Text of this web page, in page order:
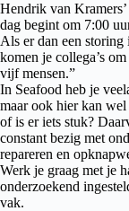
Hendrik van
dag begint om 7:00
Als er dan een
komen je collega’s
vijf mensen.”
In Seafood heb je
maar ook hier kan wel
of is er iets stuk?
constant bezig met
repareren en
Werk je graag met je
onderzoekend
vak.